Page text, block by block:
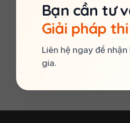
Bạn cần tư
Giải pháp
Liên hệ ngay để
gia.